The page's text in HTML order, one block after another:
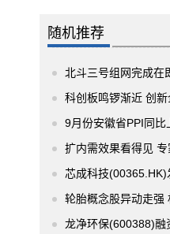
随机推荐
北斗三号组网完成在即 北
科创板鸣锣渐近 创
9月份安徽省PPI同比
扩内需效果看得见 专
芯成科技(00365.HK)发布公告
轮胎概念股异动走强
龙净环保(600388)融